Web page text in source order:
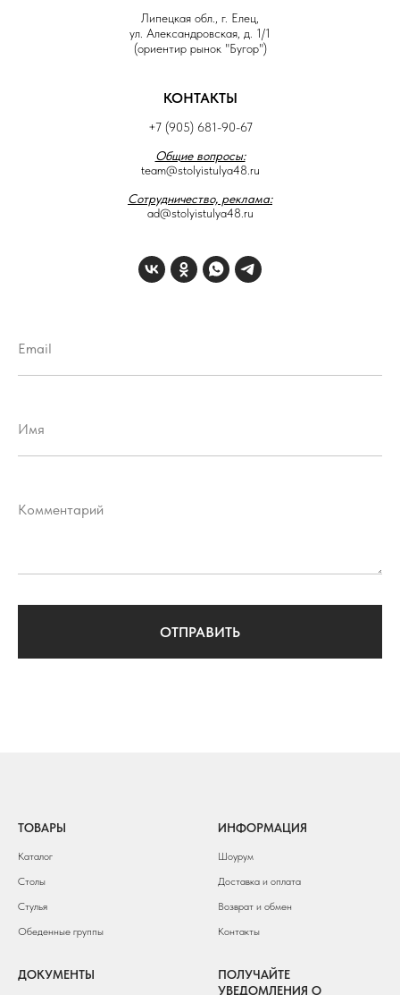
Липецкая обл., г. Елец,
ул. Александровская, д. 1/1
(ориентир рынок "Бугор")
КОНТАКТЫ
+7 (905) 681-90-67
Общие вопросы:
team@stolyistulya48.ru
Сотрудничество, реклама:
ad@stolyistulya48.ru
Email
Имя
Комментарий
ОТПРАВИТЬ
ТОВАРЫ
Каталог
Столы
Стулья
Обеденные группы
ИНФОРМАЦИЯ
Шоурум
Доставка и оплата
Возврат и обмен
Контакты
ДОКУМЕНТЫ
ПОЛУЧАЙТЕ
УВЕДОМЛЕНИЯ О